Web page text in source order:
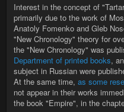
Interest in the concept of
primarily due to the work of
Anatoly Fomenko and Gleb
"New Chronology" theory for
the "New Chronology" was
Department of printed books,
subject in Russian were
At the same time, as some
not appear in their works
the book "Empire", in the